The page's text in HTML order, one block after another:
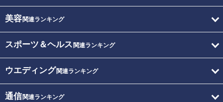
美容関連ランキング
スポーツ＆ヘルス 関連ランキング
ウエディング関連ランキング
通信関連ランキング